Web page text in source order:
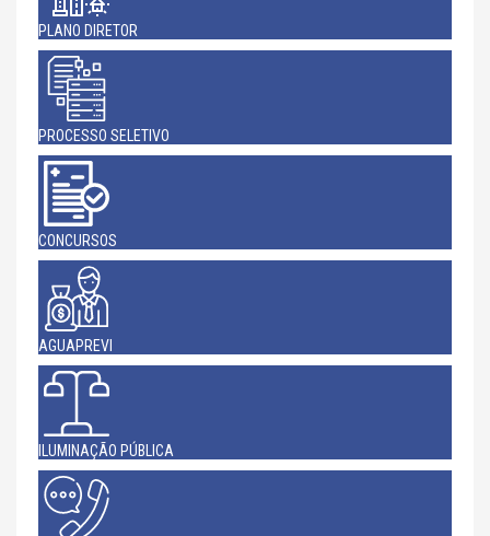
PLANO DIRETOR
PROCESSO SELETIVO
CONCURSOS
AGUAPREVI
ILUMINAÇÃO PÚBLICA